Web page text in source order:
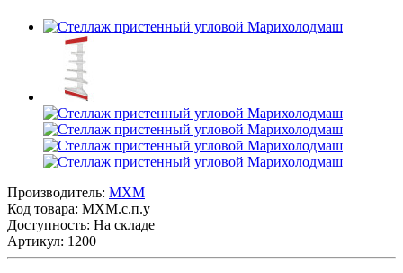
Производитель: MXM
Код товара: МХМ.с.п.у
Доступность: На складе
Артикул: 1200